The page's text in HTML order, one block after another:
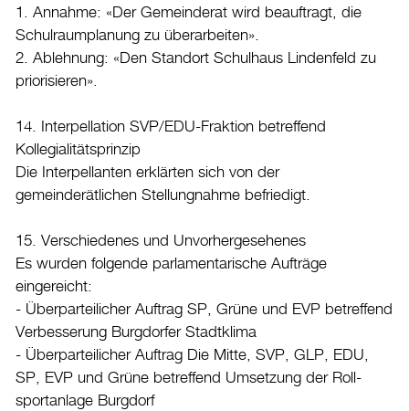
1. Annahme: «Der Gemeinderat wird beauftragt, die
Schulraumplanung zu überarbeiten».
2. Ablehnung: «Den Standort Schulhaus Lindenfeld zu
priorisieren».
14. Interpellation SVP/EDU-Fraktion betreffend
Kollegialitätsprinzip
Die Interpellanten erklärten sich von der
gemeinderätlichen Stellungnahme befriedigt.
15. Verschiedenes und Unvorhergesehenes
Es wurden folgende parlamentarische Aufträge
eingereicht:
- Überparteilicher Auftrag SP, Grüne und EVP betreffend
Verbesserung Burgdorfer Stadtklima
- Überparteilicher Auftrag Die Mitte, SVP, GLP, EDU,
SP, EVP und Grüne betreffend Umsetzung der Roll-
sportanlage Burgdorf